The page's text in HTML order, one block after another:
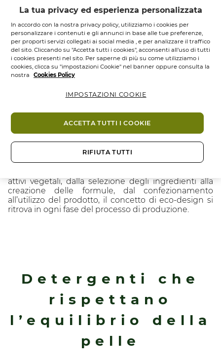
Formule sostenibili
Una volta selezionati, gli ingredienti
vengono uniti
gli uni agli altri in modo da ricreareformule in
perfetto equilibriotra efficienza, sensorialità,
tolleranza e accessibilità. In particolare, la
competenza nell’ambito dellaCosmetique
Végétale®permette ai nostri ricercatori di
massimizzare la percentuale diingredienti naturali
livello di efficienza, comfort e sicurezza.
Oltre il 94% di ingredienti naturali
I nostri nuovi detergenti sono formulati conoltre il
di ingredienti naturali.
attivi vegetali, dalla selezione degli ingredienti alla
creazione delle formule, dal confezionamento
all’utilizzo del prodotto, il concetto di eco-design si
ritrova in ogni fase del processo di produzione.
Detergenti che
rispettano
l’equilibrio della
pelle
La tua privacy ed esperienza personalizzata
In accordo con la nostra privacy policy, utilizziamo i cookies per
personalizzare i contenuti e gli annunci in base alle tue preferenze,
per proporti servizi collegati ai social media , e per analizzare il traffico
del sito. Cliccando su "Accetta tutti i cookies", acconsenti all'uso di tutti
i cookies presenti nel sito. Per saperne di più su come utilizziamo i
cookies, clicca su "impostazioni Cookie" nel banner oppure consulta la
nostra
Cookies Policy
RIFIUTA TUTTI
ACCETTA TUTTI I COOKIE
IMPOSTAZIONI COOKIE